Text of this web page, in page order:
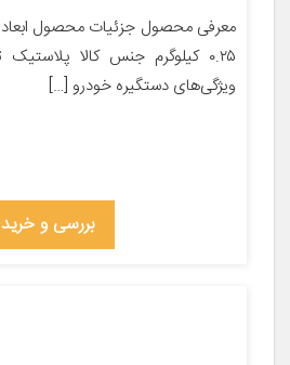
ویژگی‌های دستگیره خودرو […]
بررسی و خرید